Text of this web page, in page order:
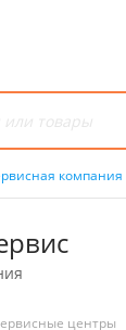
компания
центры